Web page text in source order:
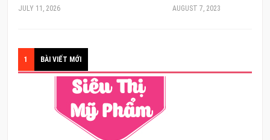
JULY 11, 2026 AUGUST 7, 2023
1 BÀI VIẾT MỚI